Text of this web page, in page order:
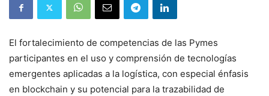
El fortalecimiento de competencias de las Pymes
participantes en el uso y comprensión de tecnologías
emergentes aplicadas a la logística, con especial énfasis
en blockchain y su potencial para la trazabilidad de